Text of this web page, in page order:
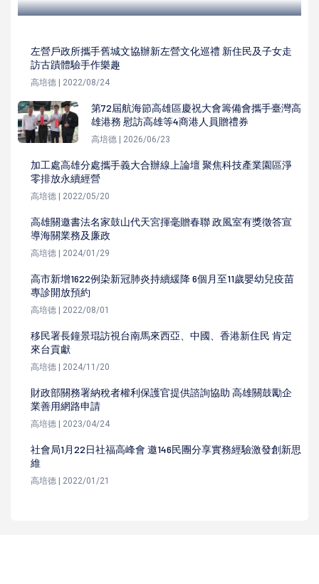
左營戶政所攜手舊城文協辦新左營文化巡禮 新住民及子女走
訪古蹟體驗手作樂趣
高培德 | 2022/08/24
第72屆航海節高雄區慶祝大會籌備會攜手臺灣高
雄港務 慰訪高雄等4商港人員贈禮券
高培德 | 2026/06/23
加工處高雄分處攜手義大合辦線上論壇 聚焦科技產業園區淨
零排放永續經營
高培德 | 2022/05/20
高雄關邀書法名家鼓山代天宮揮毫贈春聯 政風室有獎徵答宣
導海關業務及廉政
高培德 | 2024/01/29
高市新增1622例染新冠肺炎持續緩降 6個月至11歲嬰幼兒疫苗
專診開放預約
高培德 | 2022/08/01
移民署長鐘景琨訪視台南馬來西亞、中國、香港新住民 肯定
來台貢獻
高培德 | 2024/11/20
財政部關務署納稅者權利保護官提供諮詢協助 高雄關鼓勵企
業善用網路申請
高培德 | 2023/04/24
社會局1月22日社福高峰會 邀146民團分享實務經驗激發創新思
維
高培德 | 2022/01/21